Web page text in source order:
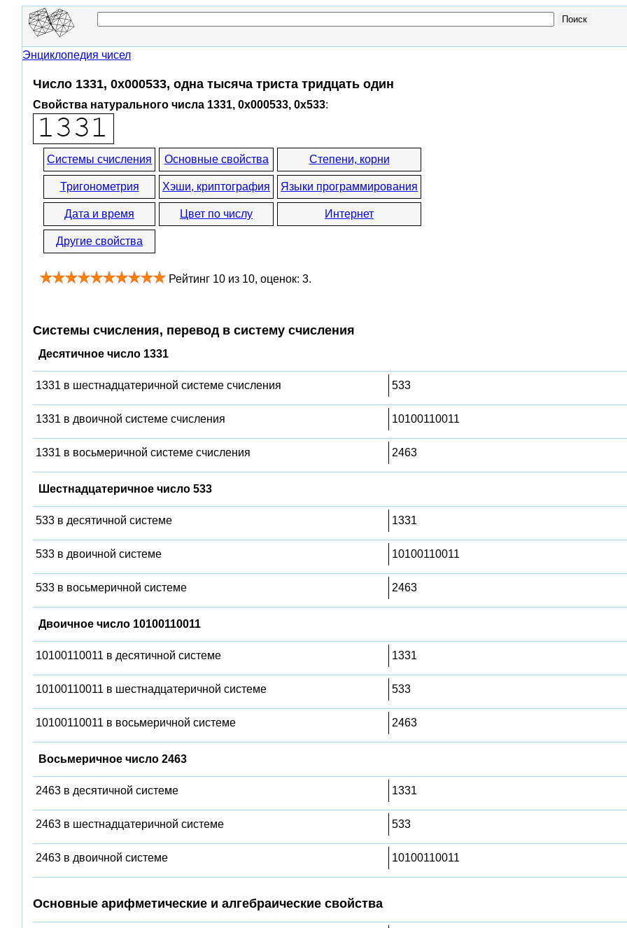
Энциклопедия чисел
Число 1331, 0x000533, одна тысяча триста тридцать один
Свойства натурального числа 1331, 0x000533, 0x533:
Системы счисления Основные свойства Степени, корни
Тригонометрия Хэши, криптография Языки программирования
Дата и время Цвет по числу Интернет
Другие свойства
Рейтинг 10 из 10, оценок: 3.
Системы счисления, перевод в систему счисления
Десятичное число 1331
1331 в шестнадцатеричной системе счисления 533
1331 в двоичной системе счисления 10100110011
1331 в восьмеричной системе счисления 2463
Шестнадцатеричное число 533
533 в десятичной системе 1331
533 в двоичной системе 10100110011
533 в восьмеричной системе 2463
Двоичное число 10100110011
10100110011 в десятичной системе 1331
10100110011 в шестнадцатеричной системе 533
10100110011 в восьмеричной системе 2463
Восьмеричное число 2463
2463 в десятичной системе 1331
2463 в шестнадцатеричной системе 533
2463 в двоичной системе 10100110011
Основные арифметические и алгебраические свойства